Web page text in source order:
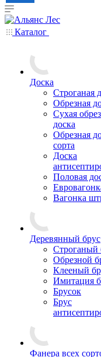
Каталог
Доска
Строганая
Обрезная
Сухая
доска
Обрезная
сорта
Доска
Половая
Вагонка
Деревянный брус
Строганый
Обрезной
Клееный
Имитация
Брусок
Брус
Фанера всех